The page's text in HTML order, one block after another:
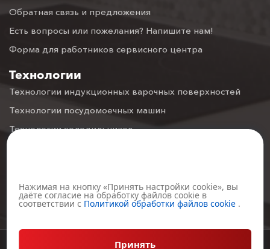
Обратная связь и предложения
Есть вопросы или пожелания? Напишите нам!
Форма для работников сервисного центра
Технологии
Технологии индукционных варочных поверхностей
Технологии посудомоечных машин
Технологии холодильников
Технологии газовых варочных поверхностей
Технологии Микроволновых печей
Нажимая на кнопку «Принять настройки cookie», вы
даёте согласие на обработку файлов cookie в
соответствии с Политикой обработки файлов cookie .
Принять